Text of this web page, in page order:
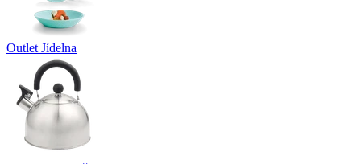
Outlet Jídelna